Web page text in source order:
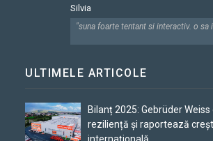
Silvia
"suna foarte tentant si interactiv. o sa
ULTIMELE ARTICOLE
Bilanț 2025: Gebrüder
reziliență și raportează